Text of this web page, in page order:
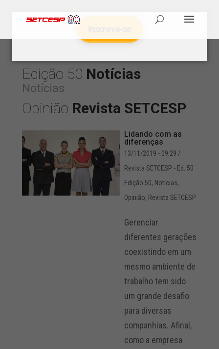
Edição 50 Notícias
Notícias
Opinião Revista SETCESP
Lidando com as
diferenças
13/11/2019 - 09:29 /
Revista SETCESP - Ed. 50
Edição 50, Notícias,
Opinião, Revista SETCESP
Gerenciar
diferentes gerações
coexistindo em um
mesmo ambiente de
trabalho tem sido
um grande desafio
para diversas
companhias. Afinal,
como a empresa